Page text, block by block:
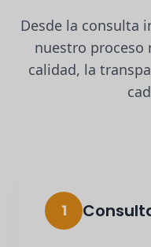
Desde la consulta
nuestro proceso
calidad, la
1